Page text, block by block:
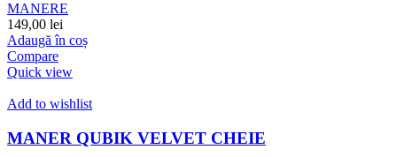
MANERE
149,00 lei
Adaugă în coș
Compare
Quick view
Add to wishlist
MANER QUBIK VELVET CHEIE